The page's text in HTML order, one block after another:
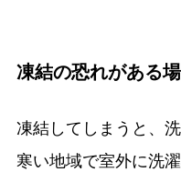
凍結の恐れがある
凍結してしまうと、
寒い地域で室外に洗